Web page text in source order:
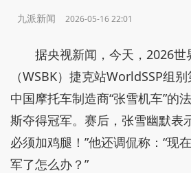
九派新闻 2026-05-16 22:01
据央视新闻，今天，2026
（WSBK）捷克站WorldSSP组
中国摩托车制造商“张雪机车”的
斯夺得冠军。赛后，张雪幽默表
必须加鸡腿！”他还调侃称：“现
军了怎么办？”